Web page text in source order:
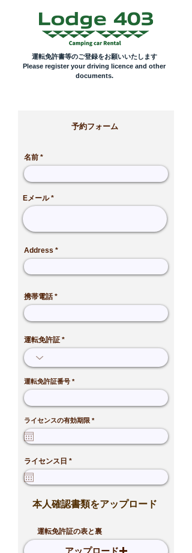
運転免許書等のご登録をお願いいたします
Please register your driving licence and other
documents.
予約フォーム
名前
Eメール
Address
携帯電話
運転免許証
運転免許証番号
ライセンスの有効期限 *r
i
ライセンス日 *r
e
e
d
本人確認書類をアップロード
運転免許証の表と裏